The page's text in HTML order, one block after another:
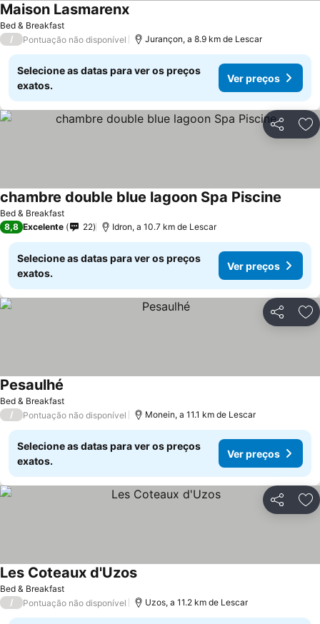
Bed & Breakfast
Maison Lasmarenx
/ Pontuação não disponível Jurançon, a 8.9 km de Lescar
Selecione as datas para ver os preços
exatos.
Ver preços
Partilhar
Bed & Breakfast
chambre double blue lagoon Spa Piscine
8,8 Excelente 22 Idron, a 10.7 km de Lescar
Selecione as datas para ver os preços
exatos.
Ver preços
Partilhar
Bed & Breakfast
Pesaulhé
/ Pontuação não disponível Monein, a 11.1 km de Lescar
Selecione as datas para ver os preços
exatos.
Ver preços
Partilhar
Bed & Breakfast
Les Coteaux d'Uzos
/ Pontuação não disponível Uzos, a 11.2 km de Lescar